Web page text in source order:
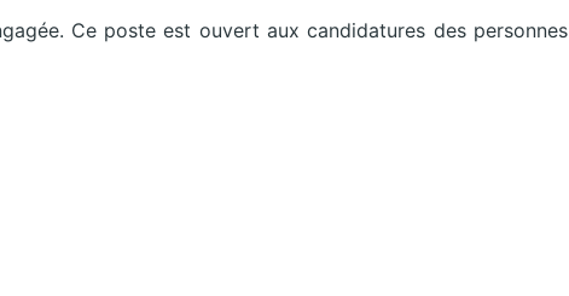
Ce poste est ouvert aux candidatures des personnes